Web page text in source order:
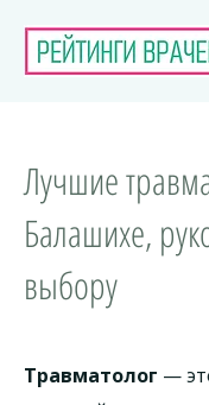
Лучшие
Балашихе,
выбору
Травматолог —